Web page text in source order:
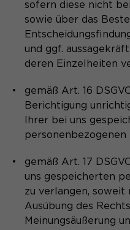
sofern diese nicht
sowie über das
und ggf.
deren Einzelheiten
gemäß Art. 16
Berichtigung
Ihrer bei uns
personenbezogenen
gemäß Art. 17
uns gespeicherten
zu verlangen,
Ausübung des
Meinungsäußerung